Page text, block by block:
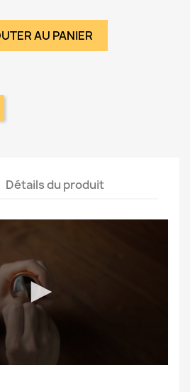
AU PANIER
Détails du produit